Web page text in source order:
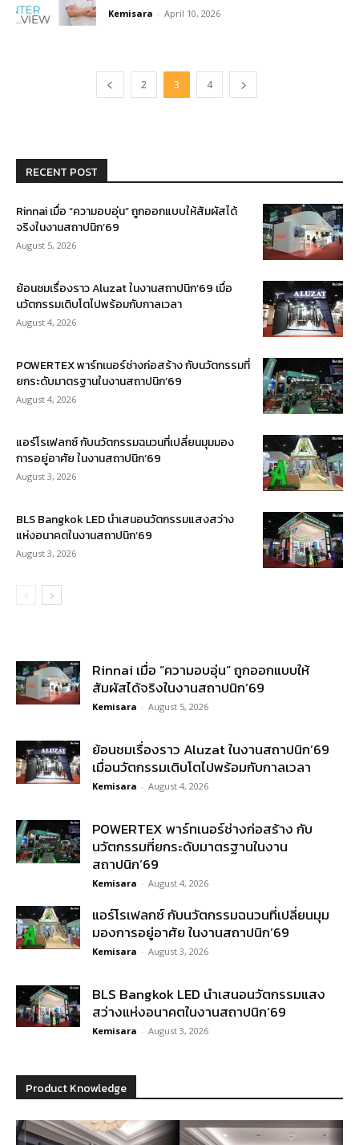
Kemisara - April 10, 2026
2 3 4
RECENT POST
Rinnai เมื่อ “ความอบอุ่น” ถูกออกแบบให้สัมผัสได้
จริงในงานสถาปนิก’69
August 5, 2026
ย้อนชมเรื่องราว Aluzat ในงานสถาปนิก’69 เมื่อ
นวัตกรรมเติบโตไปพร้อมกับกาลเวลา
August 4, 2026
POWERTEX พาร์ทเนอร์ช่างก่อสร้าง กับนวัตกรรมที่
ยกระดับมาตรฐานในงานสถาปนิก’69
August 4, 2026
แอร์โรเฟลกซ์ กับนวัตกรรมฉนวนที่เปลี่ยนมุมมอง
การอยู่อาศัย ในงานสถาปนิก’69
August 3, 2026
BLS Bangkok LED นำเสนอนวัตกรรมแสงสว่าง
แห่งอนาคตในงานสถาปนิก’69
August 3, 2026
Rinnai เมื่อ “ความอบอุ่น” ถูกออกแบบให้
สัมผัสได้จริงในงานสถาปนิก’69
Kemisara - August 5, 2026
ย้อนชมเรื่องราว Aluzat ในงานสถาปนิก’69
เมื่อนวัตกรรมเติบโตไปพร้อมกับกาลเวลา
Kemisara - August 4, 2026
POWERTEX พาร์ทเนอร์ช่างก่อสร้าง กับ
นวัตกรรมที่ยกระดับมาตรฐานในงาน
สถาปนิก’69
Kemisara - August 4, 2026
แอร์โรเฟลกซ์ กับนวัตกรรมฉนวนที่เปลี่ยนมุม
มองการอยู่อาศัย ในงานสถาปนิก’69
Kemisara - August 3, 2026
BLS Bangkok LED นำเสนอนวัตกรรมแสง
สว่างแห่งอนาคตในงานสถาปนิก’69
Kemisara - August 3, 2026
Product Knowledge